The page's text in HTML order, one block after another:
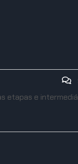
etapas e